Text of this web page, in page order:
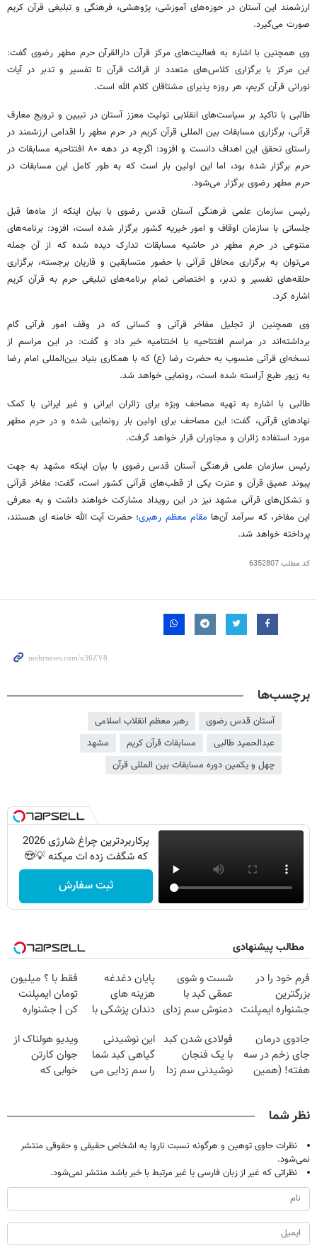
ارزشمند این آستان در حوزه‌های آموزشی، پژوهشی، فرهنگی و تبلیغی قرآن کریم
صورت می‌گیرد.
وی همچنین با اشاره به فعالیت‌های مرکز قرآن دارالقرآن حرم مطهر رضوی گفت:
این مرکز با برگزاری کلاس‌های متعدد از قرائت قرآن تا تفسیر و تدبر در آیات
نورانی قرآن کریم، هر روزه پذیرای مشتاقان کلام الله است.
طالبی با تاکید بر سیاست‌های انقلابی تولیت معزز آستان در تبیین و ترویج معارف
قرآنی، برگزاری مسابقات بین المللی قرآن کریم در حرم مطهر را اقدامی ارزشمند در
راستای تحقق این اهداف دانست و افزود: اگرچه در دهه ۸۰ افتتاحیه مسابقات در
حرم برگزار شده بود، اما این اولین بار است که به طور کامل این مسابقات در
حرم مطهر رضوی برگزار می‌شود.
رئیس سازمان علمی فرهنگی آستان قدس رضوی با بیان اینکه از ماه‌ها قبل
جلساتی با سازمان اوقاف و امور خیریه کشور برگزار شده است، افزود: برنامه‌های
متنوعی در حرم مطهر در حاشیه مسابقات تدارک دیده شده که از آن جمله
می‌توان به برگزاری محافل قرآنی با حضور متسابقین و قاریان برجسته، برگزاری
حلقه‌های تفسیر و تدبر، و اختصاص تمام برنامه‌های تبلیغی حرم به قرآن کریم
اشاره کرد.
وی همچنین از تجلیل مفاخر قرآنی و کسانی که در وقف امور قرآنی گام
برداشته‌اند در مراسم افتتاحیه یا اختتامیه خبر داد و گفت: در این مراسم از
نسخه‌ای قرآنی منسوب به حضرت رضا (ع) که با همکاری بنیاد بین‌المللی امام رضا
به زیور طبع آراسته شده است، رونمایی خواهد شد.
طالبی با اشاره به تهیه مصاحف ویژه برای زائران ایرانی و غیر ایرانی با کمک
نهادهای قرآنی، گفت: این مصاحف برای اولین بار رونمایی شده و در حرم مطهر
مورد استفاده زائران و مجاوران قرار خواهد گرفت.
رئیس سازمان علمی فرهنگی آستان قدس رضوی با بیان اینکه مشهد به جهت
پیوند عمیق قرآن و عترت یکی از قطب‌های قرآنی کشور است، گفت: مفاخر قرآنی
و تشکل‌های قرآنی مشهد نیز در این رویداد مشارکت خواهند داشت و به معرفی
این مفاخر، که سرآمد آن‌ها مقام معظم رهبری؛ حضرت آیت الله خامنه ایهستند،
پرداخته خواهد شد.
کد مطلب6352807
برچسب‌ها
آستان قدس رضوی
رهبر معظم انقلاب اسلامی
عبدالحمید طالبی
مسابقات قرآن كريم
مشهد
چهل و یکمین دوره مسابقات بین المللی قرآن
پرکاربردترین چراغ شارژی 2026
که شگفت زده ات میکنه 💡😍
ثبت سفارش
مطالب پیشنهادی
فرم خود را در
بزرگترین
جشنواره ایمپلنت
فقط ۲۵ میلیون
شست و شوی
عمقی کبد با
دمنوش سم زدای
پایان دغدغه
هزینه های
دندان پزشکی با
خانگی
فقط با ؟ میلیون
تومان ایمپلنت
کن | جشنواره
جادوی درمان
جای زخم در سه
هفته! (همین
فولادی شدن کبد
با یک فنجان
نوشیدنی سم زدا
این نوشیدنی
گیاهی کبد شما
را سم زدایی می
ویدیو هولناک از
جوان کارتن
خوابی که
نظر شما
نظرات حاوی توهین و هرگونه نسبت ناروا به اشخاص حقیقی و حقوقی منتشر
نمی‌شود.
نظراتی که غیر از زبان فارسی یا غیر مرتبط با خبر باشد منتشر نمی‌شود.